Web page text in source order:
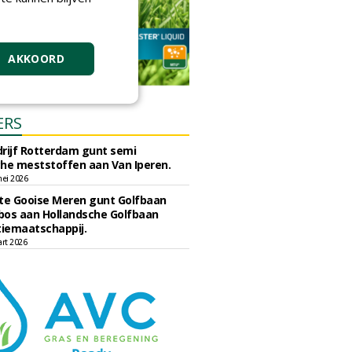
Rotterdam gunt semi
meststoffen aan Van Iperen.
2026
Gooise Meren gunt Golfbaan
aan Hollandsche Golfbaan
2026
AKKOORD